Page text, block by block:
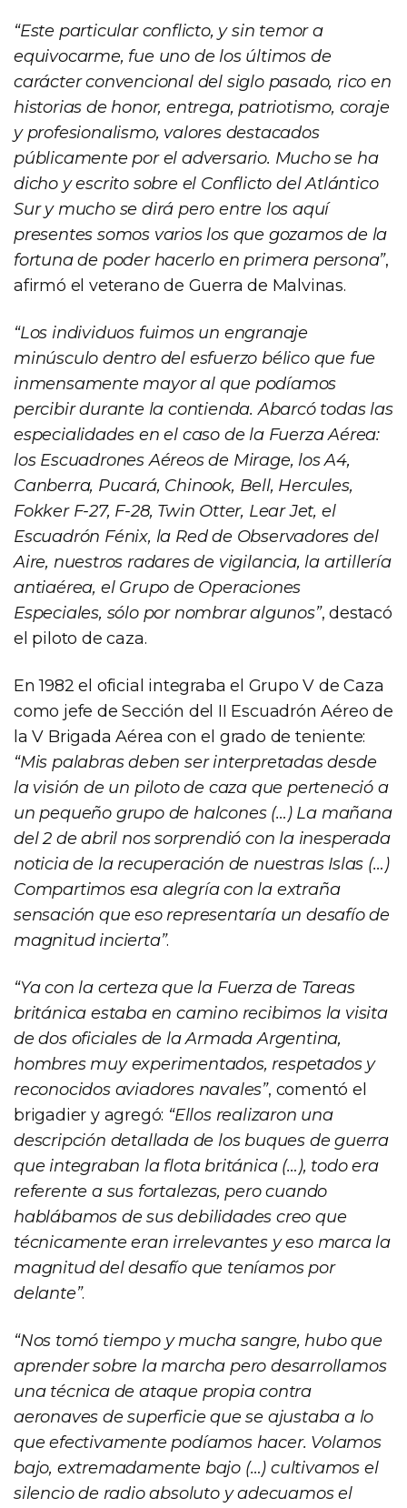
“Este particular conflicto, y sin temor a
equivocarme, fue uno de los últimos de
carácter convencional del siglo pasado, rico en
historias de honor, entrega, patriotismo, coraje
y profesionalismo, valores destacados
públicamente por el adversario. Mucho se ha
dicho y escrito sobre el Conflicto del Atlántico
Sur y mucho se dirá pero entre los aquí
presentes somos varios los que gozamos de la
fortuna de poder hacerlo en primera persona”,
afirmó el veterano de Guerra de Malvinas.
“Los individuos fuimos un engranaje
minúsculo dentro del esfuerzo bélico que fue
inmensamente mayor al que podíamos
percibir durante la contienda. Abarcó todas las
especialidades en el caso de la Fuerza Aérea:
los Escuadrones Aéreos de Mirage, los A4,
Canberra, Pucará, Chinook, Bell, Hercules,
Fokker F-27, F-28, Twin Otter, Lear Jet, el
Escuadrón Fénix, la Red de Observadores del
Aire, nuestros radares de vigilancia, la artillería
antiaérea, el Grupo de Operaciones
Especiales, sólo por nombrar algunos”, destacó
el piloto de caza.
En 1982 el oficial integraba el Grupo V de Caza
como jefe de Sección del II Escuadrón Aéreo de
la V Brigada Aérea con el grado de teniente:
“Mis palabras deben ser interpretadas desde
la visión de un piloto de caza que perteneció a
un pequeño grupo de halcones (…) La mañana
del 2 de abril nos sorprendió con la inesperada
noticia de la recuperación de nuestras Islas (…)
Compartimos esa alegría con la extraña
sensación que eso representaría un desafío de
magnitud incierta”.
“Ya con la certeza que la Fuerza de Tareas
británica estaba en camino recibimos la visita
de dos oficiales de la Armada Argentina,
hombres muy experimentados, respetados y
reconocidos aviadores navales”, comentó el
brigadier y agregó: “Ellos realizaron una
descripción detallada de los buques de guerra
que integraban la flota británica (…), todo era
referente a sus fortalezas, pero cuando
hablábamos de sus debilidades creo que
técnicamente eran irrelevantes y eso marca la
magnitud del desafío que teníamos por
delante”.
“Nos tomó tiempo y mucha sangre, hubo que
aprender sobre la marcha pero desarrollamos
una técnica de ataque propia contra
aeronaves de superficie que se ajustaba a lo
que efectivamente podíamos hacer. Volamos
bajo, extremadamente bajo (…) cultivamos el
silencio de radio absoluto y adecuamos el